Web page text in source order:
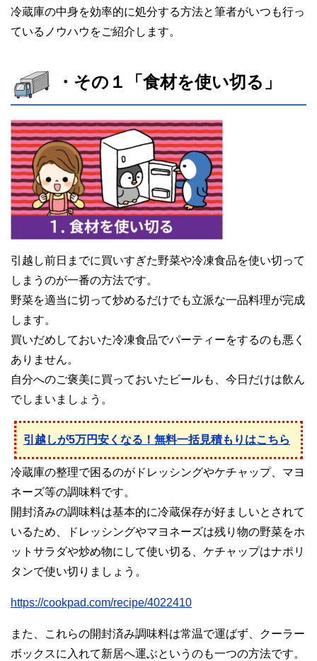
冷蔵庫の中身を効率的に処分する方法と筆者がいつも行っ
ているノウハウをご紹介します。
・その１「食材を使い切る」
引越し前日までに買いすぎた野菜や冷凍食品を使い切って
しまうのが一番の方法です。
野菜を適当に切って炒めるだけでも立派な一品料理が完成
します。
買いだめしておいた冷凍食品でパーティーをするのも悪く
ありません。
自分へのご褒美に買っておいたビールも、今日だけは飲ん
でしまいましょう。
引越しが5万円安くなる！無料一括見積もりはこちら
冷蔵庫の整理で困るのがドレッシングやケチャップ、マヨ
ネーズ等の調味料です。
開封済みの調味料は基本的に冷蔵保存が好ましいとされて
いるため、ドレッシングやマヨネーズは残り物の野菜をホ
ットサラダや炒め物にして使い切る、ケチャップはナポリ
タンで使い切りましょう。
https://cookpad.com/recipe/4022410
また、これらの開封済み調味料は常温で運ばず、クーラー
ボックスに入れて新居へ運ぶというのも一つの方法です。